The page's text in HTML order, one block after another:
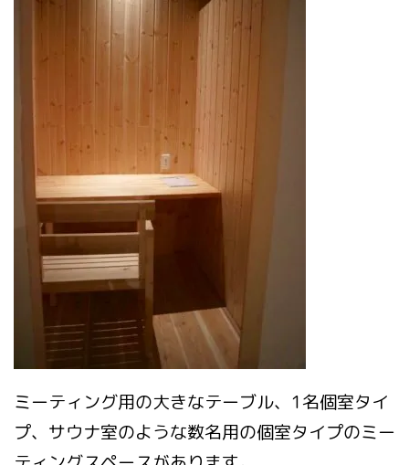
ミーティング用の大きなテーブル、1名個室タイ
プ、サウナ室のような数名用の個室タイプのミー